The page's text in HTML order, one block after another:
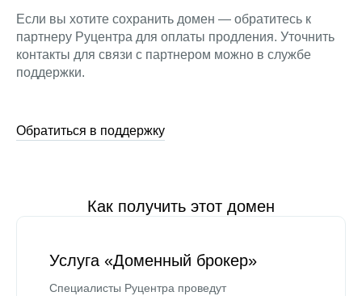
Если вы хотите сохранить домен — обратитесь к
партнеру Руцентра для оплаты продления. Уточнить
контакты для связи с партнером можно в службе
поддержки.
Обратиться в поддержку
Как получить этот домен
Услуга «Доменный брокер»
Специалисты Руцентра проведут